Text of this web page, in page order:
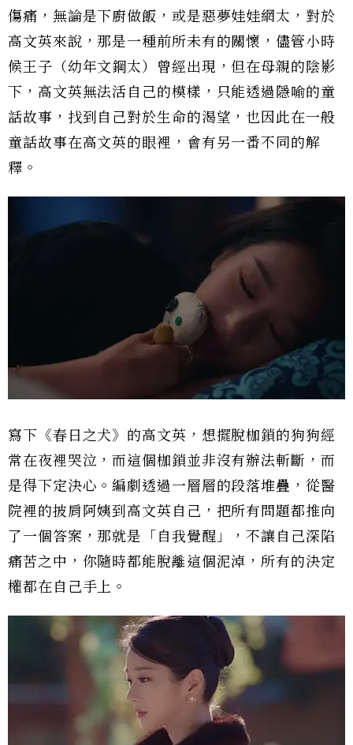
傷痛，無論是下廚做飯，或是惡夢娃娃網太，對於
高文英來說，那是一種前所未有的關懷，儘管小時
候王子（幼年文鋼太）曾經出現，但在母親的陰影
下，高文英無法活自己的模樣，只能透過隱喻的童
話故事，找到自己對於生命的渴望，也因此在一般
童話故事在高文英的眼裡，會有另一番不同的解
釋。
寫下《春日之犬》的高文英，想擺脫枷鎖的狗狗經
常在夜裡哭泣，而這個枷鎖並非沒有辦法斬斷，而
是得下定決心。編劇透過一層層的段落堆疊，從醫
院裡的披肩阿姨到高文英自己，把所有問題都推向
了一個答案，那就是「自我覺醒」，不讓自己深陷
痛苦之中，你隨時都能脫離這個泥淖，所有的決定
權都在自己手上。